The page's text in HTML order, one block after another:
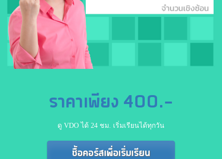
ราคาเพียง 400.-
ดู VDO ได้ 24 ชม. เริ่มเรียนได้ทุกวัน
ซื้อคอร์สเพื่อเริ่มเรียน